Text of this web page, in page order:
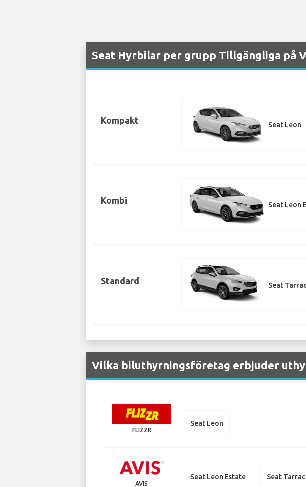
Seat Hyrbilar per grupp Tillgängliga på
Kompakt Seat Leon
Kombi Seat Leon
Standard Seat
Vilka biluthyrningsföretag erbjuder
FLIZZR
Seat Leon
AVIS
Seat Leon Estate Seat